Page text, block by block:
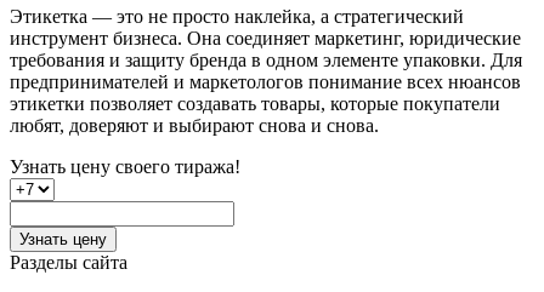
Этикетка — это не просто наклейка, а стратегический
инструмент бизнеса. Она соединяет маркетинг, юридические
требования и защиту бренда в одном элементе упаковки. Для
предпринимателей и маркетологов понимание всех нюансов
этикетки позволяет создавать товары, которые покупатели
любят, доверяют и выбирают снова и снова.
Узнать цену своего тиража!
Узнать цену
Разделы сайта